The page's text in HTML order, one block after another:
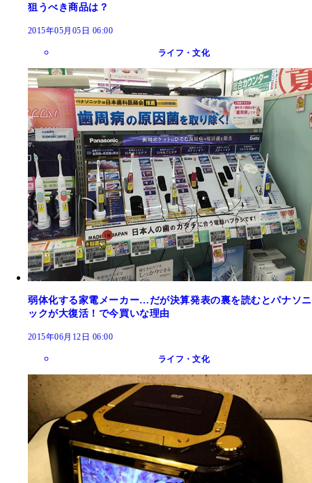
狙うべき商品は？
2015年05月05日 06:00
ライフ・文化
弱体化する家電メーカー…だが決算発表の裏を読むとパナソニ
ックが大復活！で今買いな理由
2015年06月12日 06:00
ライフ・文化